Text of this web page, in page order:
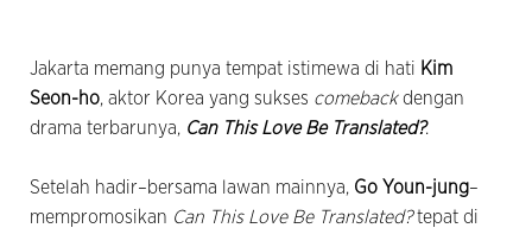
Jakarta memang punya tempat istimewa di hati Kim
Seon-ho, aktor Korea yang sukses comebackdengan
drama terbarunya, Can This Love Be Translated?.
Setelah hadir–bersama lawan mainnya, Go Youn-jung–
mempromosikan Can This Love Be Translated?tepat di